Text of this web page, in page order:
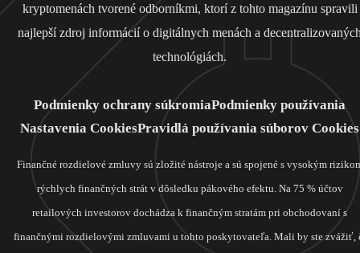
kryptomenách tvorené odborníkmi, ktorí z tohto magazínu spravili
najlepší zdroj informácií o digitálnych menách a
technológiách.
Podmienky ochrany súkromiaPodmienky používania
Nastavenia CookiesPravidlá používania súborov Cookies
Finančné rozdielové zmluvy sú zložité nástroje a sú spojené s vysokým
rýchlych finančných strát v dôsledku pákového efektu. Na 75 % účtov
retailových investorov dochádza k finančným stratám pri obchodovaní s
finančnými rozdielovými zmluvami u tohto poskytovateľa. Mali by ste zvážiť,